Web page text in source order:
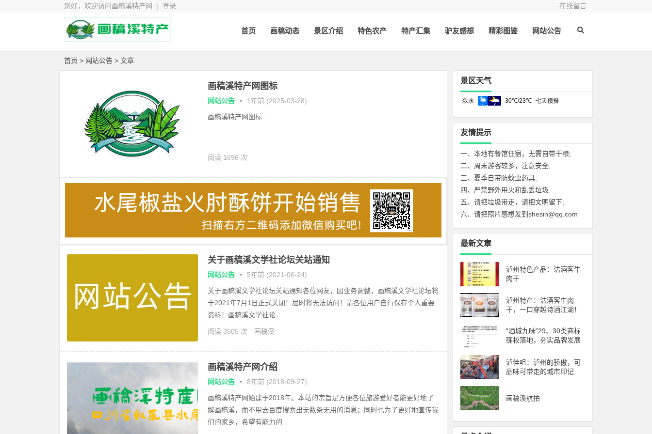
您好，欢迎访问画稿溪特产网 | 登录 在线留言
首页 画稿动态 景区介绍 特色农产 特产汇集 驴友感想 精彩图鉴 网站公告
首页 > 网站公告 > 文章
画稿溪特产网图标
网站公告 • 1年前 (2025-03-28)
画稿溪特产网图标...
阅读 1696 次
关于画稿溪文学社论坛关站通知
网站公告 • 5年前 (2021-06-24)
关于画稿溪文学社论坛关站通知各位网友，因业务调整，画稿溪文学社论坛将
于2021年7月1日正式关闭！届时将无法访问！请各位用户自行保存个人重要
资料！画稿溪文学社论...
阅读 3505 次 画稿溪
画稿溪特产网介绍
网站公告 • 8年前 (2018-09-27)
画稿溪特产网始建于2018年。本站的宗旨是方便各位旅游爱好者能更好地了
解画稿溪，而不用去百度搜索出无数条无用的消息；同时也为了更好地宣传我
们的家乡，希望有能力的...
景区天气
友情提示
一、本地有餐馆住宿，无需自带干粮;
二、周末游客较多，注意安全;
三、夏季自带防蚊虫药具;
四、严禁野外用火和乱丢垃圾;
五、请把垃圾带走，请把文明留下;
六、请把照片感想发到shesin@qq.com
最新文章
泸州特色产品：沽酒客牛
肉干
泸州特产：沽酒客牛肉
干，一口穿越诗酒江湖！
“酒城九味”29、30类商标
确权落地，夯实品牌发展
泸佳咀：泸州的骄傲，可
品味可带走的城市印记
画稿溪航拍